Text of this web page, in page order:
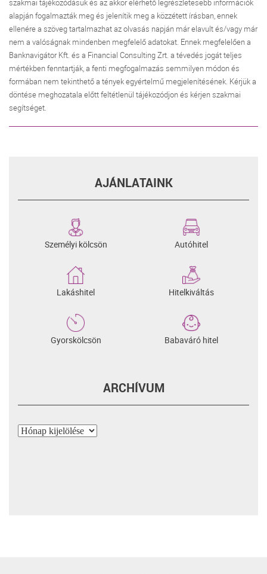
szakmai tájékozódásuk és az akkor elérhető legrészletesebb információk
alapján fogalmazták meg és jelenítik meg a közzétett írásban, ennek
ellenére a szöveg tartalmazhat az olvasás napján már elavult és/vagy már
nem a valóságnak mindenben megfelelő adatokat. Ennek megfelelően a
Banknavigátor Kft. és a Financial Consulting Zrt. a tévedés jogát teljes
mértékben fenntartják, a fenti megfogalmazás semmilyen módon és
formában nem tekinthető a tények egyértelmű megjelenítésének. Kérjük a
döntése meghozatala előtt feltétlenül tájékozódjon és kérjen szakmai
segítséget.
AJÁNLATAINK
Személyi kölcsön Autóhitel
Lakáshitel Hitelkiváltás
Gyorskölcsön Babaváró hitel
ARCHÍVUM
Archívum